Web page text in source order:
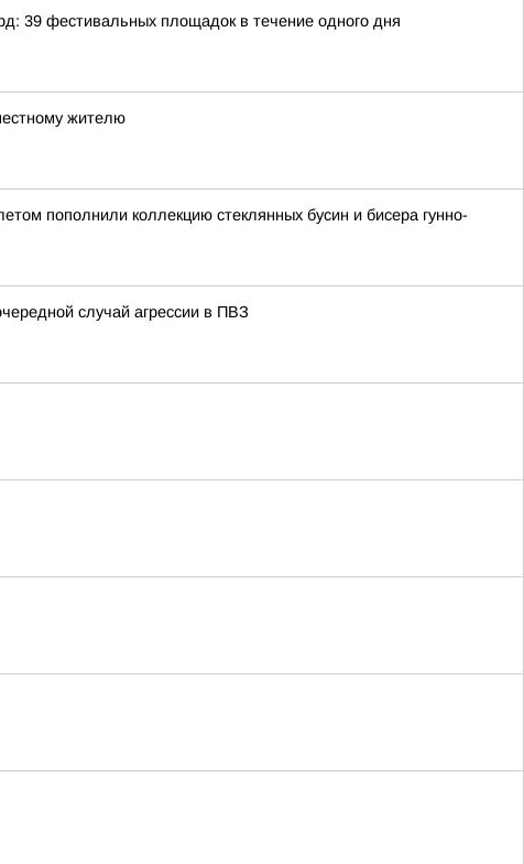
39 фестивальных площадок в течение одного дня
жителю
пополнили коллекцию стеклянных бусин и бисера гунно-
случай агрессии в ПВЗ